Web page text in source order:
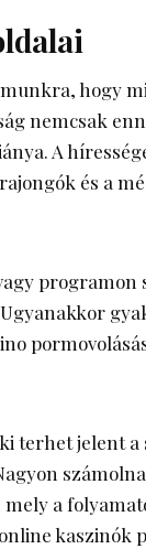
hogy
nemcsak
A
és a
terhet jelent
a
kaszinók